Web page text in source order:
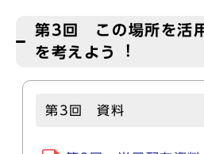
第3回 この場所を活
を考えよう︕
第3回 資料